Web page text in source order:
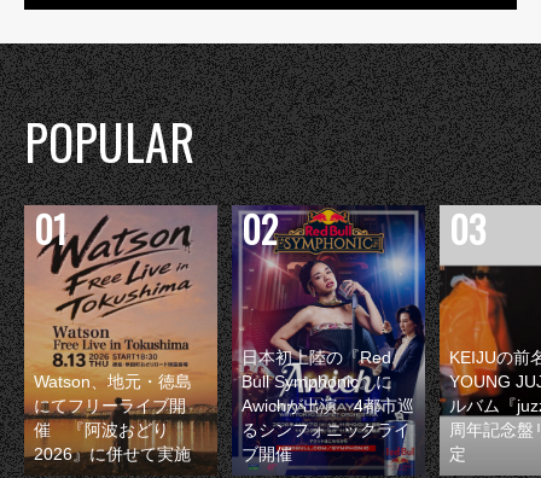
POPULAR
Watson、地元・徳島
にてフリーライブ開
催 『阿波おどり
2026』に併せて実施
日本初上陸の『Red
Bull Symphonic』に
Awichが出演 4都市巡
るシンフォニックライ
ブ開催
KEIJUの前
YOUNG
ルバム『
周年記念盤
定